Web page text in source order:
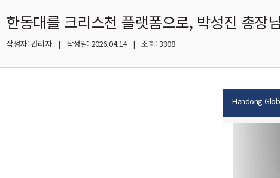
한동대를 크리스천 플랫폼으로, 박성진 총장
작성자: 관리자 | 작성일: 2026.04.14 | 조회: 3308
Handong